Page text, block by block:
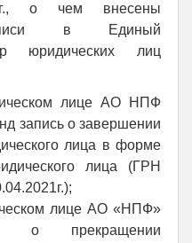
о чем внесены
в Единый
юридических лиц
лице АО НПФ
запись о завершении
лица в форме
лица (ГРН
лице АО «НПФ»
о прекращении